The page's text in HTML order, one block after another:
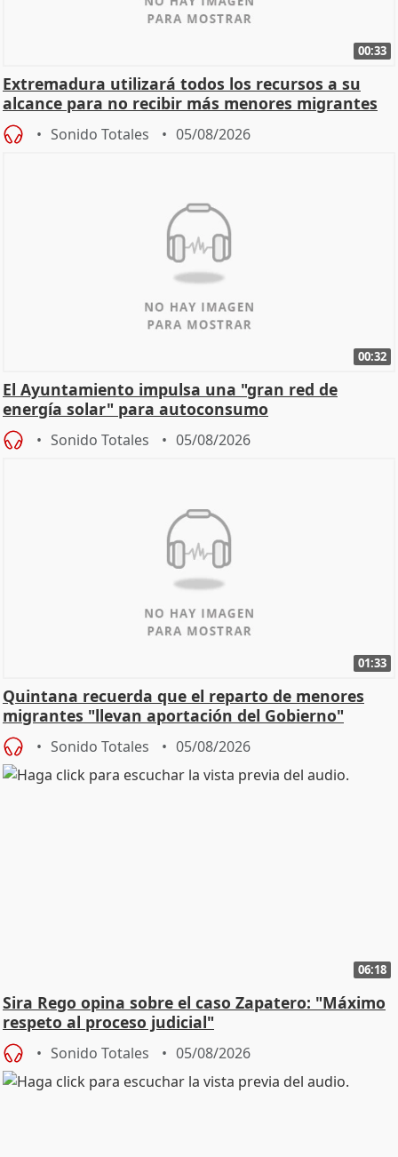
00:33
Extremadura utilizará todos los recursos a su
alcance para no recibir más menores migrantes
Sonido Totales 05/08/2026
00:32
El Ayuntamiento impulsa una "gran red de
energía solar" para autoconsumo
Sonido Totales 05/08/2026
01:33
Quintana recuerda que el reparto de menores
migrantes "llevan aportación del Gobierno"
central
Sonido Totales 05/08/2026
06:18
Sira Rego opina sobre el caso Zapatero: "Máximo
respeto al proceso judicial"
Sonido Totales 05/08/2026